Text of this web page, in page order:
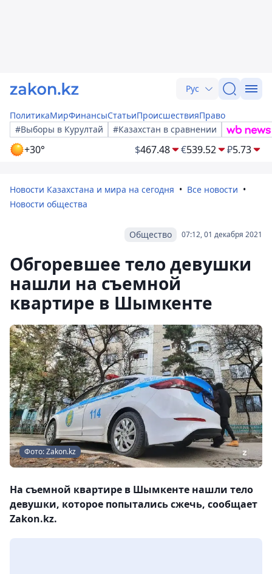
Рус
ПолитикаМирФинансыСтатьиПроисшествияПраво
#Выборы в Курултай
#Казахстан в сравнении
+30° $467.48 €539.52 ₽5.73
Новости Казахстана и мира на сегодня
Все новости
Новости общества
07:12, 01 декабря 2021
Общество
Обгоревшее тело девушки
нашли на съемной
квартире в Шымкенте
Фото: Zakon.kz
На съемной квартире в Шымкенте нашли тело
девушки, которое попытались сжечь, сообщает
Zakon.kz.